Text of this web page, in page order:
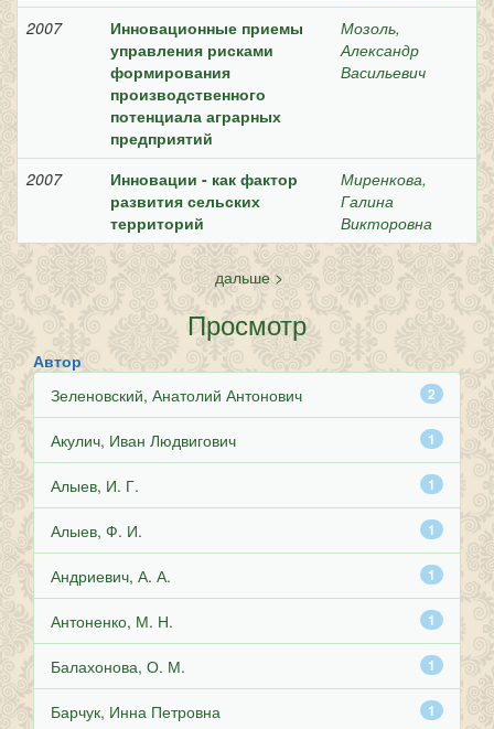
2007
Инновационные приемы
управления рисками
формирования
производственного
потенциала аграрных
предприятий
Мозоль,
Александр
Васильевич
2007
Инновации - как фактор
развития сельских
территорий
Миренкова,
Галина
Викторовна
дальше >
Просмотр
Автор
2
Зеленовский, Анатолий Антонович
1
Акулич, Иван Людвигович
1
Алыев, И. Г.
1
Алыев, Ф. И.
1
Андриевич, А. А.
1
Антоненко, М. Н.
1
Балахонова, О. М.
1
Барчук, Инна Петровна